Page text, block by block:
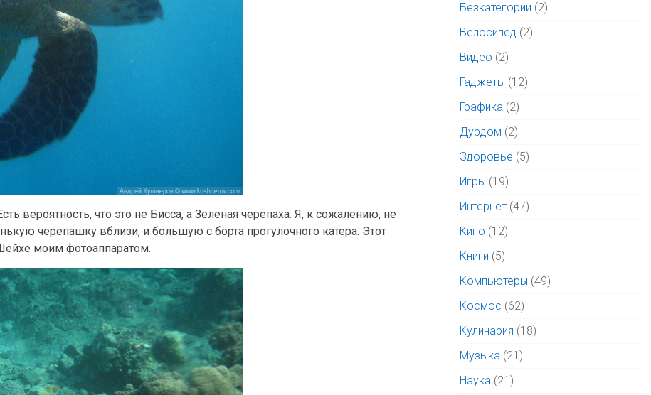
вероятность, что это не Бисса, а Зеленая черепаха. Я, к сожалению, не
черепашку вблизи, и большую с борта прогулочного катера. Этот
моим фотоаппаратом.
Безкатегории (2)
Велосипед (2)
Видео (2)
Гаджеты (12)
Графика (2)
Дурдом (2)
Здоровье (5)
Игры (19)
Интернет (47)
Кино (12)
Книги (5)
Компьютеры (49)
Космос (62)
Кулинария (18)
Музыка (21)
Наука (21)